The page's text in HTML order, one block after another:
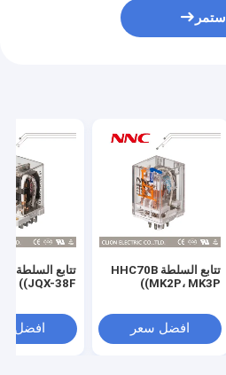
استمر
تتابع السلطة HHC70B
(MK2P، MK3P)
افضل سعر
(JQX-38F)
افضل